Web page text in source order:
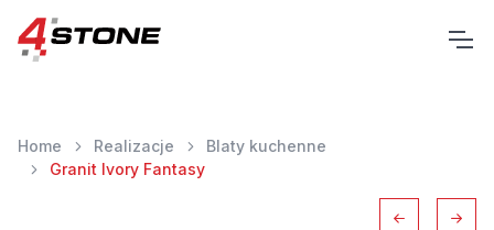
Home Realizacje
Blaty kuchenne
Granit Ivory Fantasy